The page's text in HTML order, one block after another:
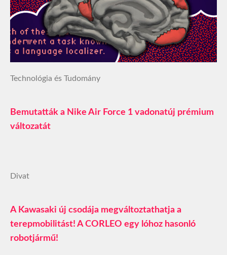
Technológia és Tudomány
Bemutatták a Nike Air Force 1 vadonatúj prémium
változatát
Divat
A Kawasaki új csodája megváltoztathatja a
terepmobilitást! A CORLEO egy lóhoz hasonló
robotjármű!